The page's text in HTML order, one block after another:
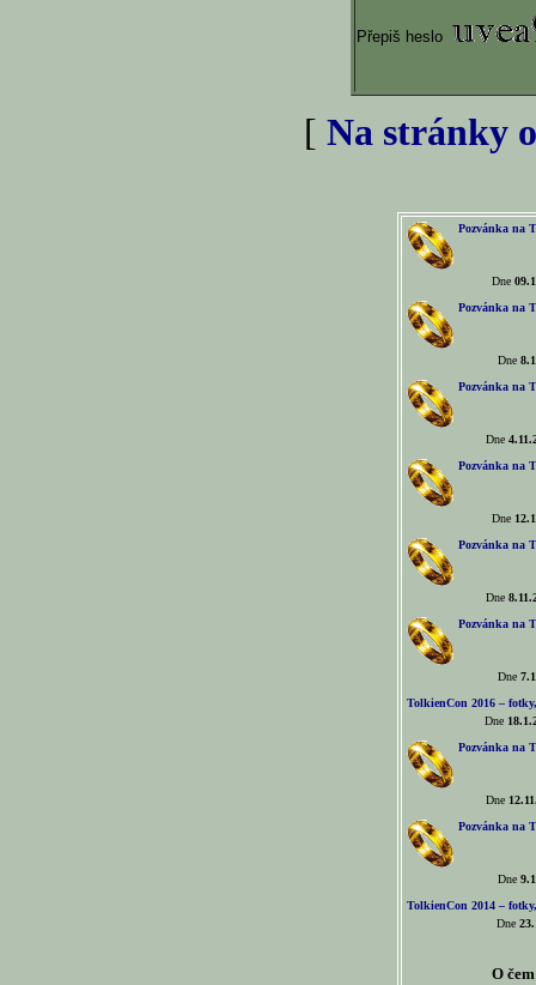
Přepiš heslo
[ Na stránky
Pozvánka na
Dne
Pozvánka na
Dne
Pozvánka na
Dne
Pozvánka na
Dne
Pozvánka na
Dne
Pozvánka na
Dne
TolkienCon 2016 –
Dne
Pozvánka na
Dne
Pozvánka na
Dne
TolkienCon 2014 –
Dne
O